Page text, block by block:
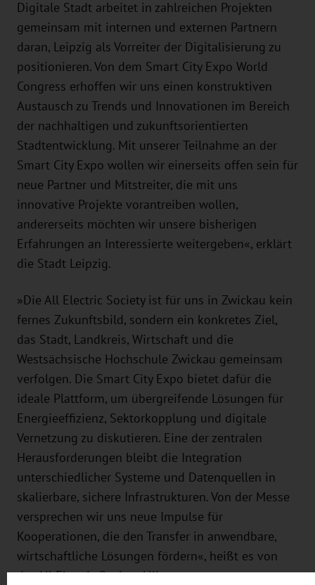
Digitale Stadt arbeitet in zahlreichen Projekten
gemeinsam mit internen und externen Partnern
daran, Leipzig als Vorreiter der Digitalisierung zu
positionieren. Von dem Smart City Expo World
Congress erhoffen wir uns einen konstruktiven
Austausch zu Trends und Innovationen im Bereich
der nachhaltigen und zukunftsorientierten
Stadtentwicklung. Mit unserer Teilnahme an der
Smart City Expo wollen wir einerseits offen sein für
neue Partner und Mitstreiter, die mit uns
innovative Projekte vorantreiben wollen,
andererseits möchten wir unsere bisherigen
Erfahrungen an Interessierte weitergeben«, erklärt
die Stadt Leipzig.
»Die All Electric Society ist für uns in Zwickau kein
fernes Zukunftsbild, sondern ein konkretes Ziel,
das Stadt, Landkreis, Wirtschaft und die
Westsächsische Hochschule Zwickau gemeinsam
verfolgen. Die Smart City Expo bietet dafür die
ideale Plattform, um übergreifende Lösungen für
Energieeffizienz, Sektorkopplung und digitale
Vernetzung zu diskutieren. Eine der zentralen
Herausforderungen bleibt die Integration
unterschiedlicher Systeme und Datenquellen in
skalierbare, sichere Infrastrukturen. Von der Messe
versprechen wir uns neue Impulse für
Kooperationen, die den Transfer in anwendbare,
wirtschaftliche Lösungen fördern«, heißt es von
der All Electric Society Alliance.